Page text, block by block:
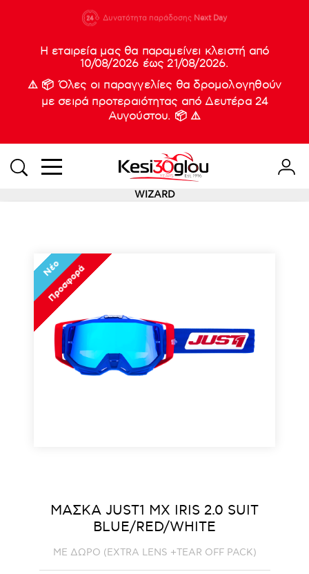
210 88 21
933
Δυνατότητα παράδοσης Next Day
Νέες
Η εταιρεία μας θα παραμείνει κλειστή από
10/08/2026 έως 21/08/2026.
⚠️ 📦 Όλες οι παραγγελίες θα δρομολογηθούν
με σειρά προτεραιότητας από Δευτέρα 24
Αυγούστου. 📦 ⚠️
WIZARD
Νέο
Προσφορά
ΜΑΣΚΑ JUST1 MX IRIS 2.0 SUIT
BLUE/RED/WHITE
ΜΕ ΔΩΡΟ (EXTRA LENS +TEAR OFF PACK)